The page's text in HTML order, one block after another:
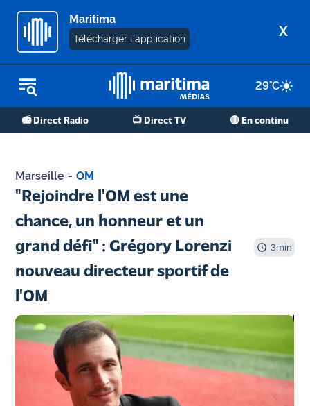
Maritima
Télécharger l'application X
29°C
📻 Direct Radio 📺 Direct TV 🔴 En continu
REPLAY RADIO
REPLAY TV
Martigues
- Etang
de Berre
Marseille
- Aix
OM
Agenda
Marseille - OM
"Rejoindre l'OM est une
chance, un honneur et un
grand défi" : Grégory Lorenzi
nouveau directeur sportif de
l'OM
3min